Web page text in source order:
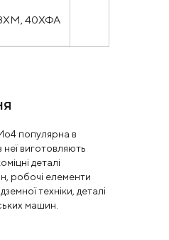
40ХФА
популярна в
виготовляють
деталі
робочі елементи
техніки, деталі
машин.